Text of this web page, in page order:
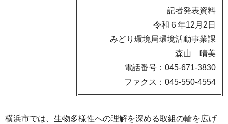
記者発表資料
令和６年12月2日
みどり環境局環境活動事業課
森山 晴美
電話番号：045-671-3830
ファクス：045-550-4554
横浜市では、生物多様性への理解を深める取組の輪を広げ